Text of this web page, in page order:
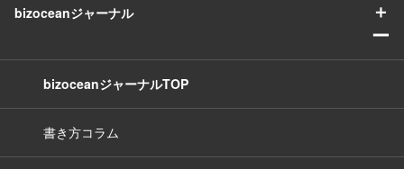
bizoceanジャーナル
＋
ー
bizoceanジャーナルTOP
書き方コラム